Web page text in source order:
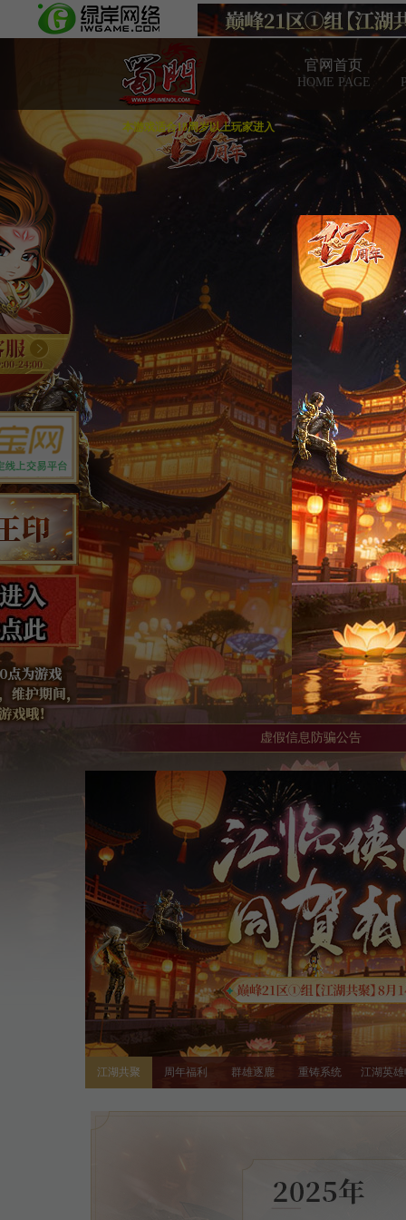
官网首页
HOME PAGE
本游戏适合18周岁以上玩家进入
虚假信息防骗公告
江湖共聚 周年福利 群雄逐鹿 重铸系统 江湖英雄